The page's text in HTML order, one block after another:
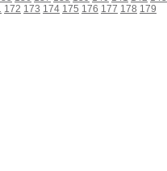
172 173 174 175 176 177 178 179